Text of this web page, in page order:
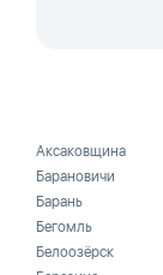
Аксаковщина
Барановичи
Барань
Бегомль
Белоозёрск